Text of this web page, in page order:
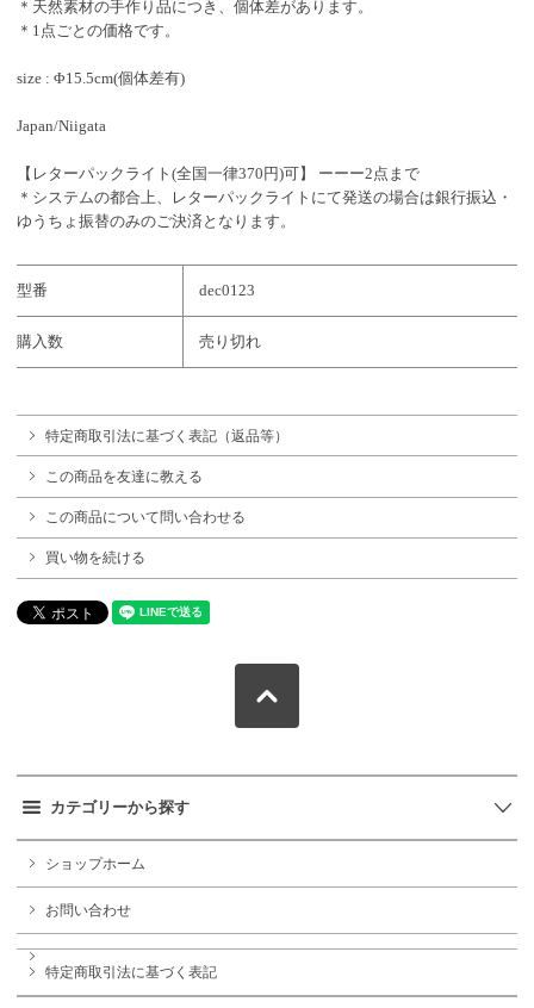
＊天然素材の手作り品につき、個体差があります。
＊1点ごとの価格です。
size : Φ15.5cm(個体差有)
Japan/Niigata
【レターパックライト(全国一律370円)可】 ーーー2点まで
＊システムの都合上、レターパックライトにて発送の場合は銀行振込・
ゆうちょ振替のみのご決済となります。
型番 dec0123
購入数 売り切れ
特定商取引法に基づく表記（返品等）
この商品を友達に教える
この商品について問い合わせる
買い物を続ける
カテゴリーから探す
ショップホーム
お問い合わせ
特定商取引法に基づく表記